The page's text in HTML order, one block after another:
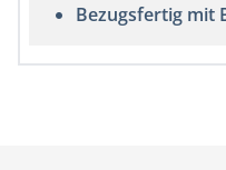
Bezugsfertig mit